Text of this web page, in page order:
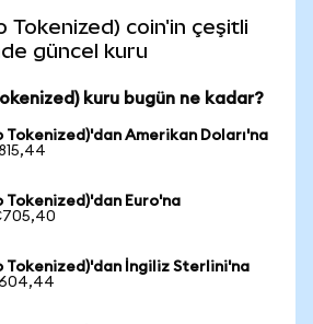
Tokenized) coin'in çeşitli
güncel kuru
kuru bugün ne kadar?
Amerikan Doları'na
Tokenized)'dan Euro'na
Tokenized)'dan İngiliz Sterlini'na